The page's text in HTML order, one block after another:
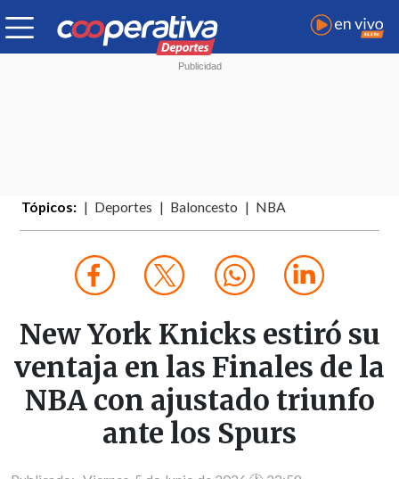
Tópicos: Deportes Baloncesto NBA
New York Knicks estiró su
ventaja en las Finales de la
NBA con ajustado triunfo
ante los Spurs